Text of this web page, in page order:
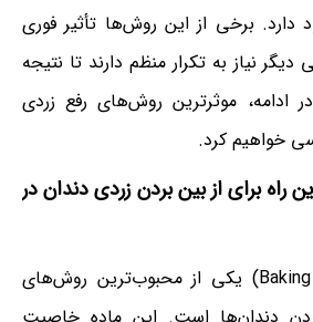
برخی از این روش‌ها تأثیر فوری
نیاز به تکرار منظم دارند تا نتیجه
موثرترین روش‌های رفع زردی
خواهیم کرد.
راه برای از بین بردن زردی دندان در
جوش شیرین (Baking Soda) یکی از محبوب‌ترین روش‌های